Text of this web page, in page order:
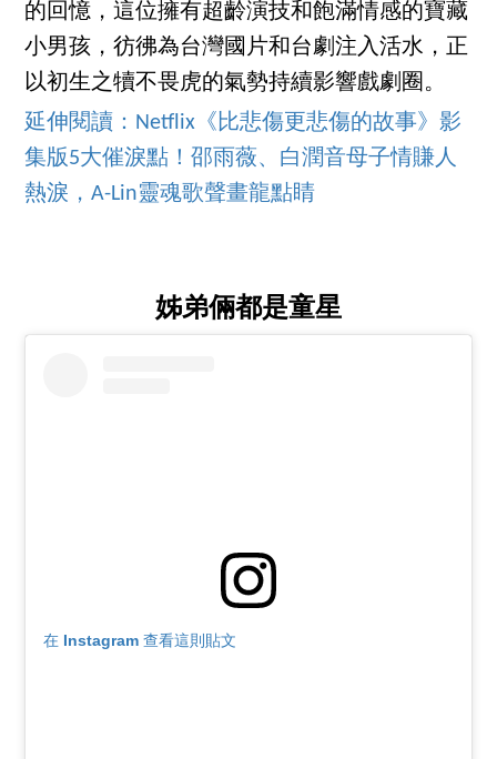
的回憶，這位擁有超齡演技和飽滿情感的寶藏
小男孩，彷彿為台灣國片和台劇注入活水，正
以初生之犢不畏虎的氣勢持續影響戲劇圈。
延伸閱讀：Netflix《比悲傷更悲傷的故事》影
集版5大催淚點！邵雨薇、白潤音母子情賺人
熱淚，A-Lin靈魂歌聲畫龍點睛
姊弟倆都是童星
在 Instagram 查看這則貼文